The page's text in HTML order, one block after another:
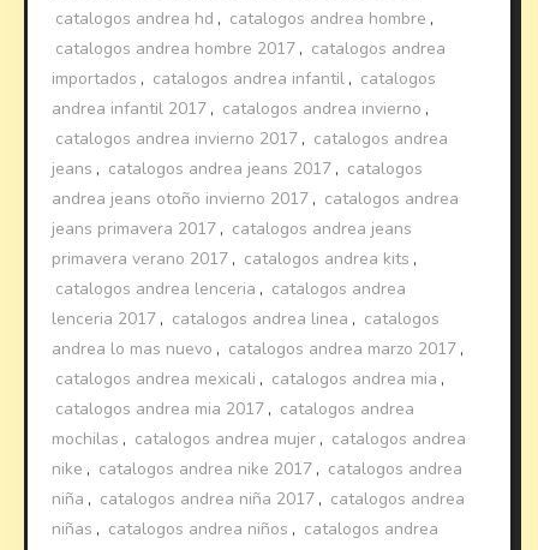
catalogos andrea hd , catalogos andrea hombre ,
catalogos andrea hombre 2017 , catalogos andrea
importados , catalogos andrea infantil , catalogos
andrea infantil 2017 , catalogos andrea invierno ,
catalogos andrea invierno 2017 , catalogos andrea
jeans , catalogos andrea jeans 2017 , catalogos
andrea jeans otoño invierno 2017 , catalogos andrea
jeans primavera 2017 , catalogos andrea jeans
primavera verano 2017 , catalogos andrea kits ,
catalogos andrea lenceria , catalogos andrea
lenceria 2017 , catalogos andrea linea , catalogos
andrea lo mas nuevo , catalogos andrea marzo 2017 ,
catalogos andrea mexicali , catalogos andrea mia ,
catalogos andrea mia 2017 , catalogos andrea
mochilas , catalogos andrea mujer , catalogos andrea
nike , catalogos andrea nike 2017 , catalogos andrea
niña , catalogos andrea niña 2017 , catalogos andrea
niñas , catalogos andrea niños , catalogos andrea